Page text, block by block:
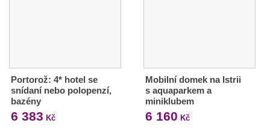
Portorož: 4* hotel se
snídaní nebo polopenzí,
bazény
6 383 Kč
Mobilní domek na Istrii
s aquaparkem a
miniklubem
6 160 Kč